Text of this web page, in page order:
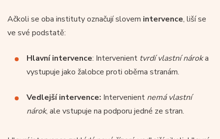
Ačkoli se oba instituty označují slovem intervence, liší se
ve své podstatě:
Hlavní intervence: Intervenient tvrdí vlastní nároka
vystupuje jako žalobce proti oběma stranám.
Vedlejší intervence: Intervenient nemá vlastní
nárok, ale vstupuje na podporu jedné ze stran.